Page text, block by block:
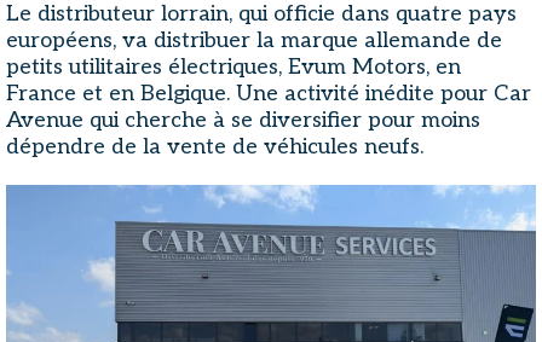
Le distributeur lorrain, qui officie dans quatre pays
européens, va distribuer la marque allemande de
petits utilitaires électriques, Evum Motors, en
France et en Belgique. Une activité inédite pour Car
Avenue qui cherche à se diversifier pour moins
dépendre de la vente de véhicules neufs.